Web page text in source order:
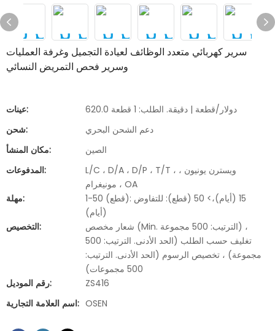
سرير كهربائي متعدد الوظائف لعيادة التجميل وغرفة العمليات
وسرير فحص التمريض النسائي
عينات:
620.0 دولار/قطعة | دقيقة. الطلب: 1 قطعة
شحن:
دعم الشحن البحري
مكان المنشأ:
الصين
المدفوعات:
L/C ، D/A ، D/P ، T/T ، ويسترن يونيون ،
مونيغرام ، OA
مهلة:
1-50 (قطع): 15 (أيام)،> 50 (قطع): للتفاوض
(أيام)
التخصيص:
شعار مخصص (Min. الترتيب: 500 مجموعة) ،
تغليف حسب الطلب (الحد الأدنى. الترتيب: 500
مجموعة) ، تخصيص الرسوم (الحد الأدنى. الترتيب:
500 مجموعات)
رقم الموديل:
ZS416
اسم العلامة التجارية: OSEN